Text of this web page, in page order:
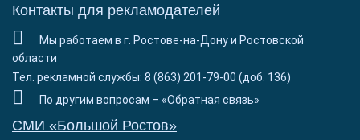
Контакты для рекламодателей
Мы работаем в г. Ростове-на-Дону и Ростовской
области
Тел. рекламной службы: 8 (863) 201-79-00 (доб. 136)
По другим вопросам – «Обратная связь»
СМИ «Большой Ростов»